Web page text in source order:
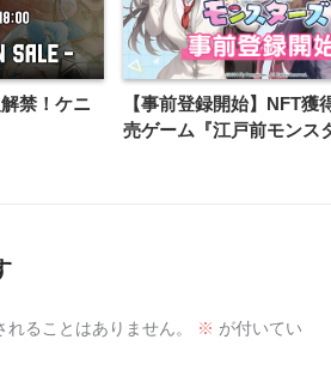
禁！ケニ
【事前登録開始】NFT獲
売ゲーム『江戸前モンス
ることはありません。 ※ が付いてい